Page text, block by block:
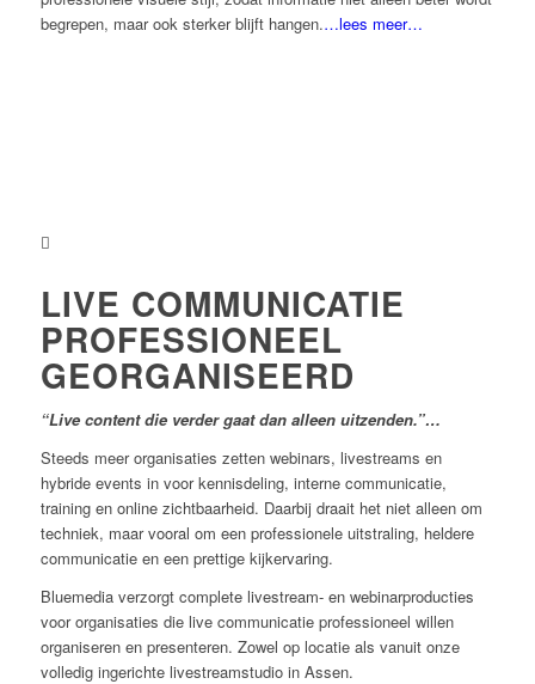
begrepen, maar ook sterker blijft hangen.…lees meer…
LIVE COMMUNICATIE
PROFESSIONEEL
GEORGANISEERD
“Live content die verder gaat dan alleen uitzenden.”…
Steeds meer organisaties zetten webinars, livestreams en
hybride events in voor kennisdeling, interne communicatie,
training en online zichtbaarheid. Daarbij draait het niet alleen om
techniek, maar vooral om een professionele uitstraling, heldere
communicatie en een prettige kijkervaring.
Bluemedia verzorgt complete livestream- en webinarproducties
voor organisaties die live communicatie professioneel willen
organiseren en presenteren. Zowel op locatie als vanuit onze
volledig ingerichte livestreamstudio in Assen.